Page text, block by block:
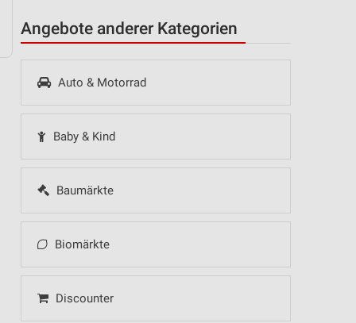
Angebote anderer Kategorien
Auto & Motorrad
Baby & Kind
Baumärkte
Biomärkte
Discounter